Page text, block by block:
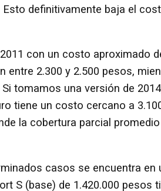
definitivamente baja el
con un costo aproximado
entre 2.300 y 2.500 pesos,
tomamos una versión de
tiene un costo cercano a
la cobertura parcial
casos se encuentra en
S (base) de 1.420.000 pesos